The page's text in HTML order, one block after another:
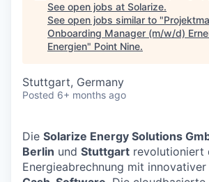
See open jobs at Solarize.
See open jobs similar to "
Onboarding Manager (m/w/d)
Energien" Point Nine.
Stuttgart, Germany
Posted 6+ months ago
Die Solarize Energy Solutions
Berlin und Stuttgart revolutioniert
Energieabrechnung mit innovativer